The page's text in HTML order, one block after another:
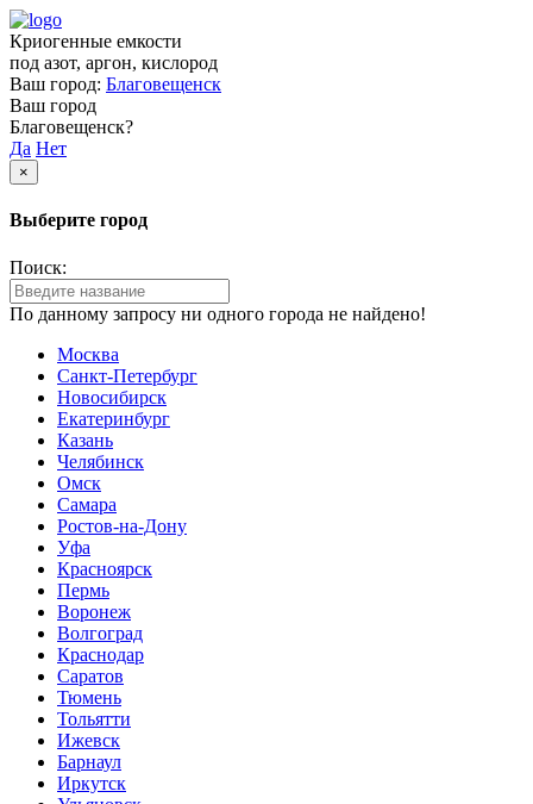
Криогенные емкости
под азот, аргон, кислород
Ваш город: Благовещенск
Ваш город
Благовещенск?
Да Нет
×
Выберите город
Поиск:
По данному запросу ни одного города не найдено!
Москва
Санкт-Петербург
Новосибирск
Екатеринбург
Казань
Челябинск
Омск
Самара
Ростов-на-Дону
Уфа
Красноярск
Пермь
Воронеж
Волгоград
Краснодар
Саратов
Тюмень
Тольятти
Ижевск
Барнаул
Иркутск